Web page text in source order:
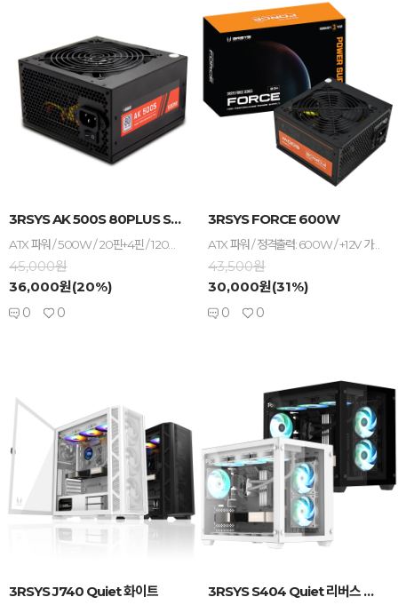
3RSYS AK 500S 80PLUS STANDAR...
ATX 파워 / 500W / 20핀+4핀 / 120mm 팬 / 1개(팬) / 깊이: 140mm / +12V 싱글레일 / 38A / 4핀 IDE x3 / SATA x6 / 6+2핀 PCI-E x2 / 보조8핀 커넥터 / 보조4핀 커넥터 / 플랫케이블 / 80 PLUS 스탠다드 / 무상 5년
45,000원
36,000원(20%)
0
0
3RSYS FORCE 600W
ATX 파워 / 정격출력: 600W / +12V 가용률: 90% / 120mm 팬 / 깊이: 150mm / 무상 3년 / [커넥터] 케이블일체형 / 메인전원: 24핀(20+4) / 보조전원: 8핀(4+4) 1개 / PCIe 8핀(6+2): 2개 / SATA: 5개 / IDE 4핀: 4개
43,500원
30,000원(31%)
0
0
3RSYS J740 Quiet 화이트 3RSYS S404 Quiet 리버스 화이트...